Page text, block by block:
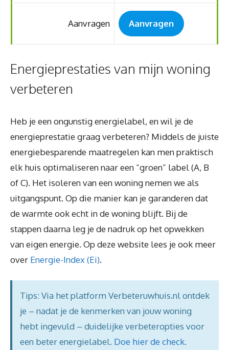
Aanvragen Aanvragen
Energieprestaties van mijn woning
verbeteren
Heb je een ongunstig energielabel, en wil je de
energieprestatie graag verbeteren? Middels de juiste
energiebesparende maatregelen kan men praktisch
elk huis optimaliseren naar een “groen” label (A, B
of C). Het isoleren van een woning nemen we als
uitgangspunt. Op die manier kan je garanderen dat
de warmte ook echt in de woning blijft. Bij de
stappen daarna leg je de nadruk op het opwekken
van eigen energie. Op deze website lees je ook meer
over Energie-Index (Ei).
Tips: Via het platform Verbeteruwhuis.nl ontdek
je – nadat je de kenmerken van jouw woning
hebt ingevuld – duidelijke verbeteropties voor
een beter energielabel. Doe hier de check.